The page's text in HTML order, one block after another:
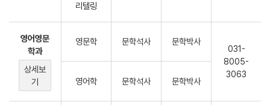
리텔링
영어영문
학과
상세보
기
영문학 문학석사 문학박사
031-
8005-
3063
영어학 문학석사 문학박사